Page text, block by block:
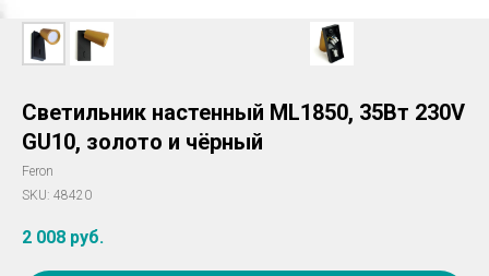
Светильник настенный ML1850, 35Вт 230V
GU10, золото и чёрный
Feron
SKU: 48420
2 008 руб.